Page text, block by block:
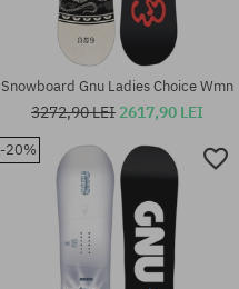
Mărimi existente:
153; 158
Snowboard Gnu Ladies Choice Wmn
3272,90 LEI 2617,90 LEI
-20%